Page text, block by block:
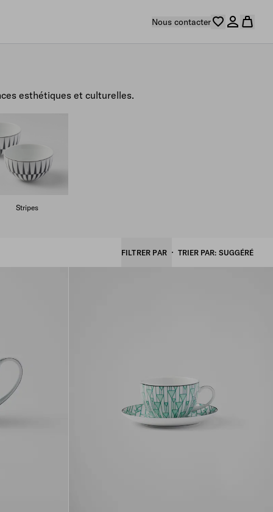
Nous contacter
esthétiques et culturelles.
Stripes
FILTRER PAR TRIER PAR SUGGÉRÉ